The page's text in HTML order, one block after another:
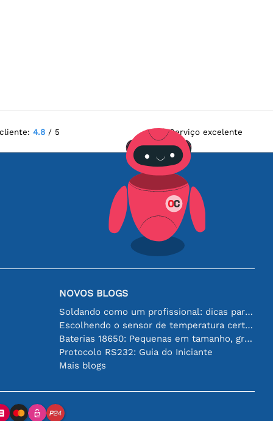
cliente:4.8 / 5 Serviço excelente
NOVOS BLOGS
Soldando como um profissional: dicas para conexões eletrônicas perfeitas
Escolhendo o sensor de temperatura certo [youtube]
Baterias 18650: Pequenas em tamanho, grandes em desempenho
Protocolo RS232: Guia do Iniciante
Mais blogs